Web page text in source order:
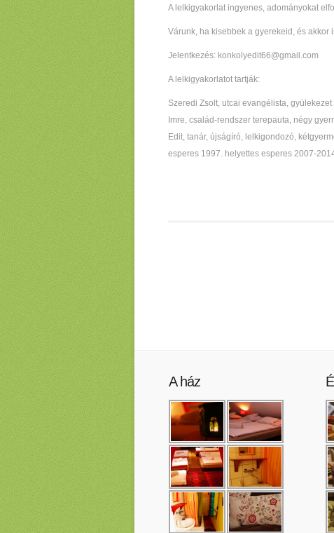
A lelkigyakorlat ingyenes, adományokat
Várunk, ha kisebbek a gyerekeid, és
Jelentkezés: konkolyedit66@gmail.com
A lelkigyakorlatot tartják:
Szeredi Zsolt, utcai evangélista,
Imre, család-rendszer terepauta, négy
Edit, tanár, újságíró, lelkigondozó,
esperes 1997. helyettes esperes 2007-
A ház